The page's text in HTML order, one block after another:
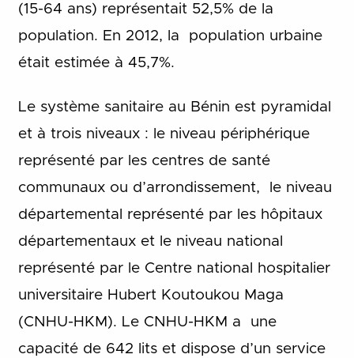
(15-64 ans) représentait 52,5% de la
population. En 2012, la population urbaine
était estimée à 45,7%.
Le système sanitaire au Bénin est pyramidal
et à trois niveaux : le niveau périphérique
représenté par les centres de santé
communaux ou d’arrondissement, le niveau
départemental représenté par les hôpitaux
départementaux et le niveau national
représenté par le Centre national hospitalier
universitaire Hubert Koutoukou Maga
(CNHU-HKM). Le CNHU-HKM a une
capacité de 642 lits et dispose d’un service